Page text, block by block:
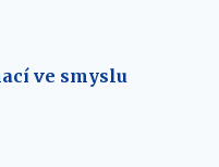
ve smyslu